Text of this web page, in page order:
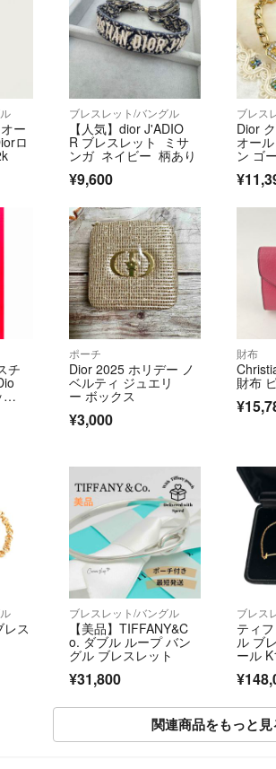
ー
ロ
ブレスレット/バングル
【人気】dior J'ADIO
R ブレスレット ミサ
ンガ ネイビー 柄あり
¥9,600
ブレス
Dior
オー
ン ゴ
レス
or
チ
ポーチ
Dior 2025 ホリデー ノ
ベルティ ジュエリ
ー ボックス
¥3,000
財布
財布
ス
ブレスレット/バングル
【美品】TIFFANY&C
o. ダブル ループ バン
グル ブレスレット
¥31,800
ブレス
ティ
ル ブ
ール
関連商品をもっと見